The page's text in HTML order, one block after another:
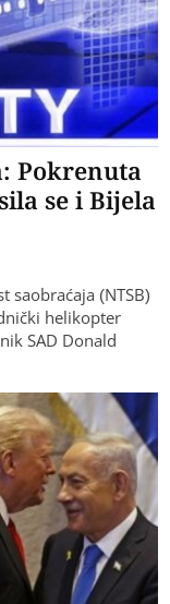
Pokrenuta
se i Bijela
saobraćaja (NTSB)
helikopter
SAD Donald